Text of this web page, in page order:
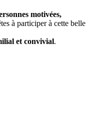
motivées,
à participer à cette belle
et convivial.